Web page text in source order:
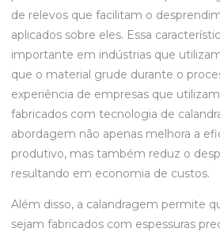
de relevos que facilitam o
aplicados sobre eles. Essa
importante em indústrias que
que o material grude durante o
experiência de empresas que
fabricados com tecnologia de
abordagem não apenas melhora a
produtivo, mas também reduz o
resultando em economia de custos.
Além disso, a calandragem permite
sejam fabricados com espessuras